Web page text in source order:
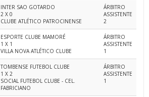
INTER SAO GOTARDO
2 X 0
CLUBE ATLÉTICO PATROCINENSE
ÁRBITRO
ASSISTENTE
2
ESPORTE CLUBE MAMORÉ
1 X 1
VILLA NOVA ATLÉTICO CLUBE
ÁRBITRO
ASSISTENTE
1
TOMBENSE FUTEBOL CLUBE
1 X 2
SOCIAL FUTEBOL CLUBE - CEL.
FABRICIANO
ÁRBITRO
ASSISTENTE
1